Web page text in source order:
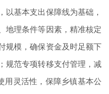
基本支出保障线为基础，
地理条件等因素，精准核定
规模，确保资金及时足额下
规范专项转移支付管理，减
用灵活性，保障乡镇基本公